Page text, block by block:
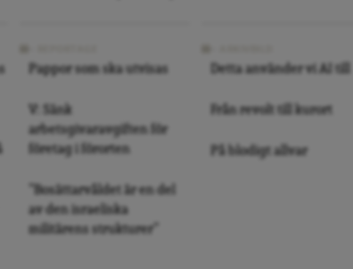
Pappor som ska utvisas
V: Sänk
arbetsgivaravgiften för
företag i förorten
”Bosättarvåldet är en del
av den israeliska
militärens strukturer”
Detta använder vi AI till
Från revolt till kurort
På blodigt allvar